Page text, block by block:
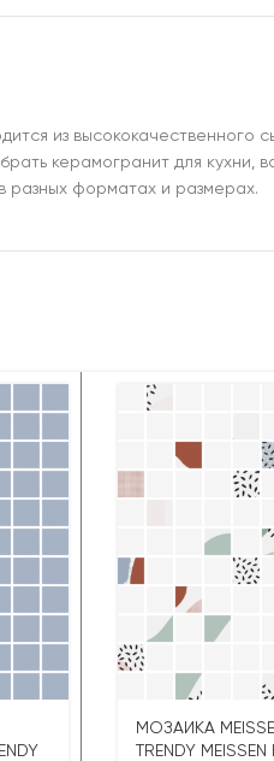
из высококачественного
керамогранит для кухни,
разных форматах и размерах.
МОЗАИКА
TRENDY MEISSEN